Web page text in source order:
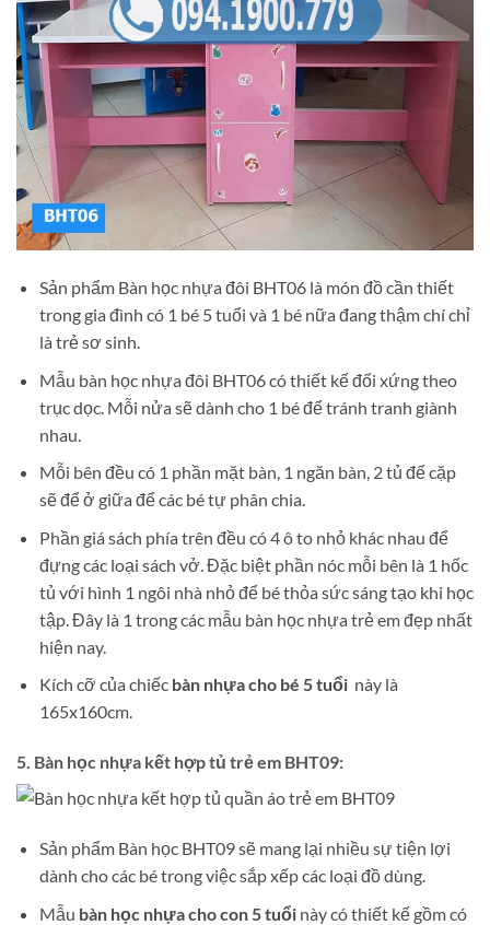
Sản phẩm Bàn học nhựa đôi BHT06 là món đồ cần thiết
trong gia đình có 1 bé 5 tuổi và 1 bé nữa đang thậm chí chỉ
là trẻ sơ sinh.
Mẫu bàn học nhựa đôi BHT06 có thiết kế đối xứng theo
trục dọc. Mỗi nửa sẽ dành cho 1 bé để tránh tranh giành
nhau.
Mỗi bên đều có 1 phần mặt bàn, 1 ngăn bàn, 2 tủ để cặp
sẽ để ở giữa để các bé tự phân chia.
Phần giá sách phía trên đều có 4 ô to nhỏ khác nhau để
đựng các loại sách vở. Đặc biệt phần nóc mỗi bên là 1 hốc
tủ với hình 1 ngôi nhà nhỏ để bé thỏa sức sáng tạo khi học
tập. Đây là 1 trong các mẫu bàn học nhựa trẻ em đẹp nhất
hiện nay.
Kích cỡ của chiếc bàn nhựa cho bé 5 tuổinày là
165x160cm.
5. Bàn học nhựa kết hợp tủ trẻ em BHT09:
Sản phẩm Bàn học BHT09 sẽ mang lại nhiều sự tiện lợi
dành cho các bé trong việc sắp xếp các loại đồ dùng.
Mẫu bàn học nhựa cho con 5 tuổinày có thiết kế gồm có